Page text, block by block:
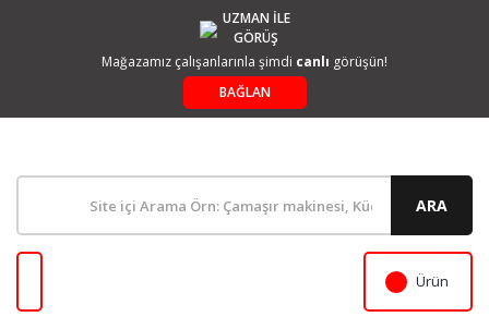
UZMAN İLE
GÖRÜŞ
Mağazamız çalışanlarınla şimdi canlı görüşün!
BAĞLAN
ARA
Ürün